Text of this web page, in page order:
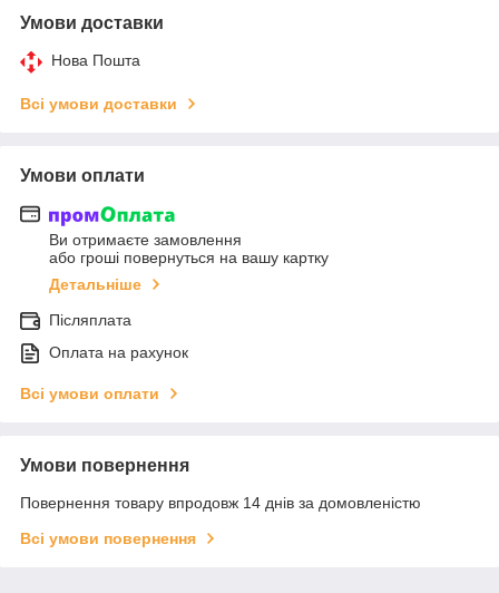
Умови доставки
Нова Пошта
Всі умови доставки
Умови оплати
Ви отримаєте замовлення
або гроші повернуться на вашу картку
Детальніше
Післяплата
Оплата на рахунок
Всі умови оплати
Умови повернення
Повернення товару впродовж 14 днів за домовленістю
Всі умови повернення